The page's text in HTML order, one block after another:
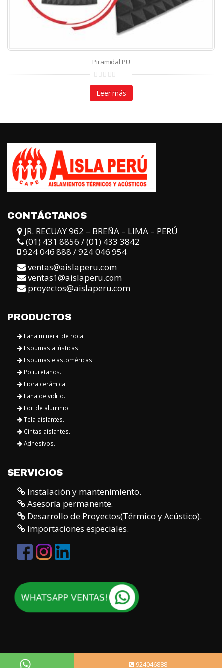
CONTÁCTANOS
JR. RECUAY 962 – BREÑA – LIMA – PERÚ
(01) 431 8856 / (01) 433 3842
ventas@aislaperu.com
ventas1@aislaperu.com
proyectos@aislaperu.com
PRODUCTOS
Lana mineral de roca.
Espumas elastoméricas.
Fibra cerámica.
Lana de vidrio.
Foil de aluminio.
Tela aislantes.
Cintas aislantes.
Adhesivos.
SERVICIOS
Instalación y mantenimiento.
Desarrollo de Proyectos(Térmico y Acústico).
924046888